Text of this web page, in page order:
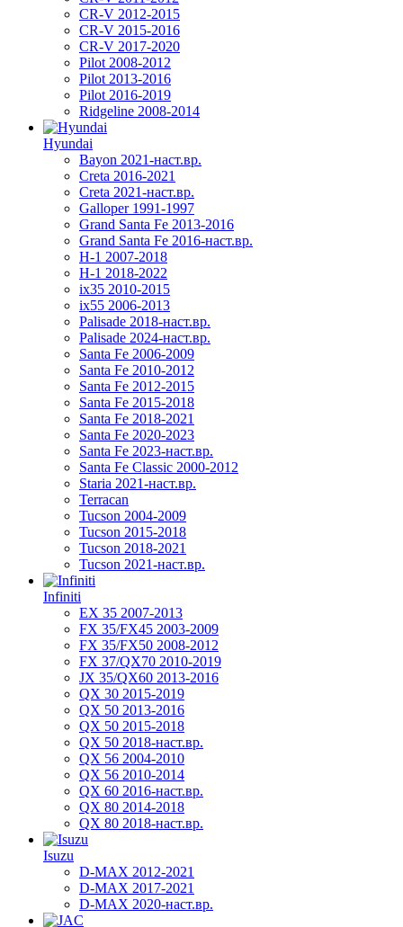
CR-V 2012-2015
CR-V 2015-2016
CR-V 2017-2020
Pilot 2008-2012
Pilot 2013-2016
Pilot 2016-2019
Ridgeline 2008-2014
Hyundai
Bayon 2021-наст.вр.
Creta 2016-2021
Creta 2021-наст.вр.
Galloper 1991-1997
Grand Santa Fe 2013-2016
Grand Santa Fe 2016-наст.вр.
H-1 2007-2018
H-1 2018-2022
ix35 2010-2015
ix55 2006-2013
Palisade 2018-наст.вр.
Palisade 2024-наст.вр.
Santa Fe 2006-2009
Santa Fe 2010-2012
Santa Fe 2012-2015
Santa Fe 2015-2018
Santa Fe 2018-2021
Santa Fe 2020-2023
Santa Fe 2023-наст.вр.
Santa Fe Classic 2000-2012
Staria 2021-наст.вр.
Terracan
Tucson 2004-2009
Tucson 2015-2018
Tucson 2018-2021
Tucson 2021-наст.вр.
Infiniti
EX 35 2007-2013
FX 35/FX45 2003-2009
FX 35/FX50 2008-2012
FX 37/QX70 2010-2019
JX 35/QX60 2013-2016
QX 30 2015-2019
QX 50 2013-2016
QX 50 2015-2018
QX 50 2018-наст.вр.
QX 56 2004-2010
QX 56 2010-2014
QX 60 2016-наст.вр.
QX 80 2014-2018
QX 80 2018-наст.вр.
Isuzu
D-MAX 2012-2021
D-MAX 2017-2021
D-MAX 2020-наст.вр.